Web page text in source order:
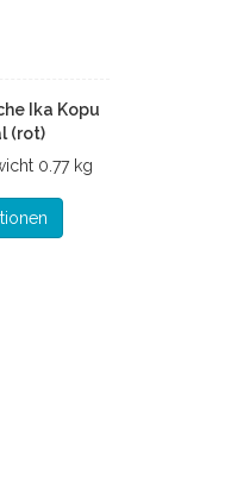
Ika Kopu
(rot)
0.77 kg